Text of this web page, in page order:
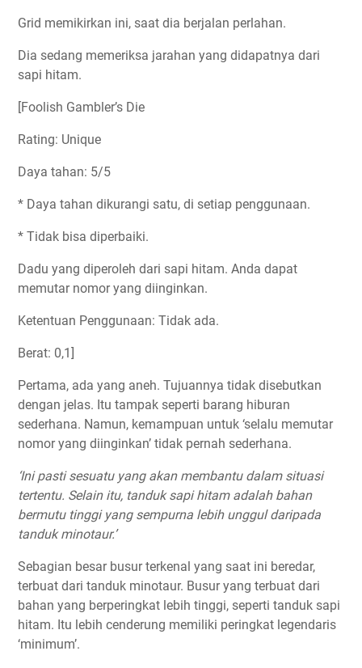
Grid memikirkan ini, saat dia berjalan perlahan.
Dia sedang memeriksa jarahan yang didapatnya dari
sapi hitam.
[Foolish Gambler’s Die
Rating: Unique
Daya tahan: 5/5
* Daya tahan dikurangi satu, di setiap penggunaan.
* Tidak bisa diperbaiki.
Dadu yang diperoleh dari sapi hitam. Anda dapat
memutar nomor yang diinginkan.
Ketentuan Penggunaan: Tidak ada.
Berat: 0,1]
Pertama, ada yang aneh. Tujuannya tidak disebutkan
dengan jelas. Itu tampak seperti barang hiburan
sederhana. Namun, kemampuan untuk ‘selalu memutar
nomor yang diinginkan’ tidak pernah sederhana.
‘Ini pasti sesuatu yang akan membantu dalam situasi
tertentu. Selain itu, tanduk sapi hitam adalah bahan
bermutu tinggi yang sempurna lebih unggul daripada
tanduk minotaur.’
Sebagian besar busur terkenal yang saat ini beredar,
terbuat dari tanduk minotaur. Busur yang terbuat dari
bahan yang berperingkat lebih tinggi, seperti tanduk sapi
hitam. Itu lebih cenderung memiliki peringkat legendaris
‘minimum’.